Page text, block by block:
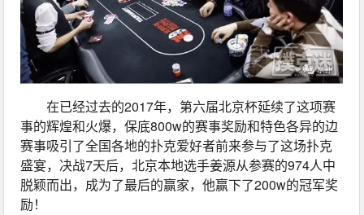
在已经过去的2017年，第六届北京杯延续了这项赛
事的辉煌和火爆，保底800w的赛事奖励和特色各异的边
赛事吸引了全国各地的扑克爱好者前来参与了这场扑克
盛宴，决战7天后，北京本地选手姜源从参赛的974人中
脱颖而出，成为了最后的赢家，他赢下了200w的冠军奖
励！